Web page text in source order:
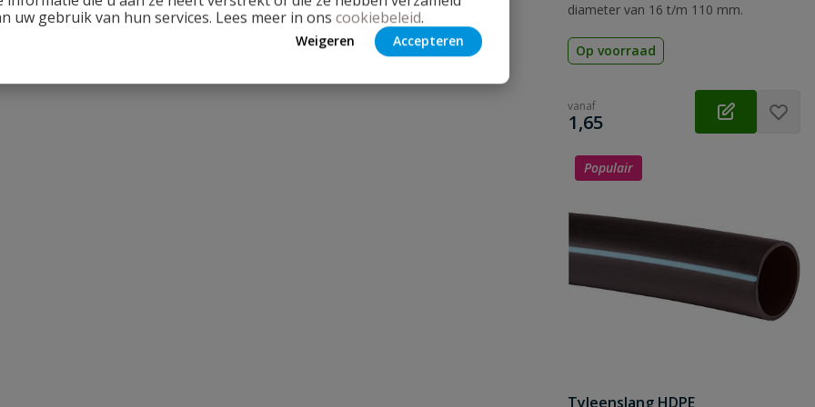
uw gebruik van hun services. Lees meer in ons cookiebeleid.
Weigeren Accepteren
diameter van 16 t/m 110 mm.
Op voorraad
vanaf
€
1,65
Populair
Tyleenslang HDPE